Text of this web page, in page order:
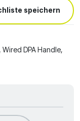
speichern
DPA Handle,